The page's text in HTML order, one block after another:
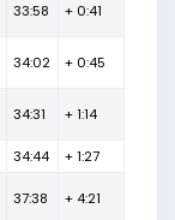
33:58 + 0:41
34:02 + 0:45
34:31 + 1:14
34:44 + 1:27
37:38 + 4:21